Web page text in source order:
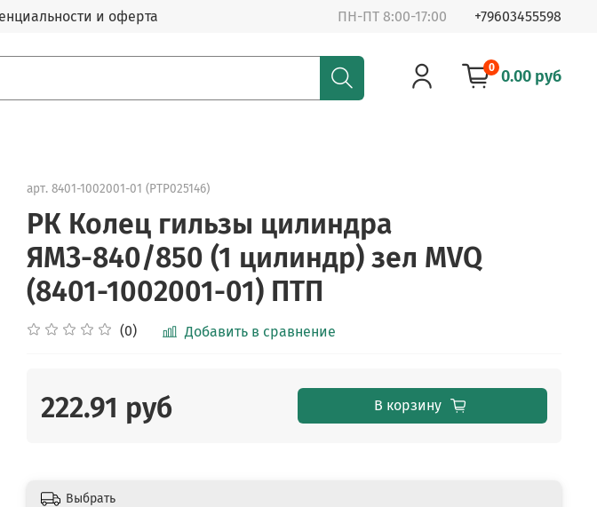
и оферта ПН-ПТ 8:00-17:00 +79603455598
0 0.00 руб
арт. 8401-1002001-01 (PTP025146)
РК Колец гильзы цилиндра
ЯМЗ-840/850 (1 цилиндр) зел MVQ
(8401-1002001-01) ПТП
(0) Добавить в сравнение
222.91 руб В корзину
Выбрать